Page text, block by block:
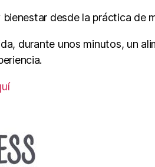
desde la práctica de
durante unos minutos, un